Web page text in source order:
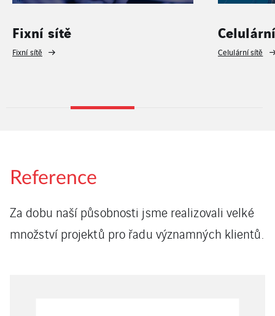
Fixní sítě
Fixní sítě Celulární sítě
Reference
Za dobu naší působnosti jsme realizovali velké
množství projektů pro řadu významných klientů.